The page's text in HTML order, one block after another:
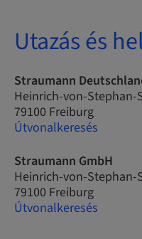
Utazás és
Straumann
Heinrich-von-Stephan-
79100 Freiburg
Útvonalkeresés
Straumann GmbH
Heinrich-von-Stephan-
79100 Freiburg
Útvonalkeresés